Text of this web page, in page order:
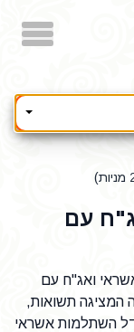
עם
ואג"ח עם
כולל טבלה המציגה תשואות,
השתלמות אשראי